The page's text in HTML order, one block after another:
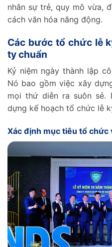
nhân sự trẻ, quy mô vừa,
cách văn hóa năng động.
Các bước tổ chức lễ
ty chuẩn
Kỷ niệm ngày thành lập
Nó bao gồm việc xây
mọi thứ diễn ra suôn
dựng kế hoạch tổ chức lễ
Xác định mục tiêu tổ chức